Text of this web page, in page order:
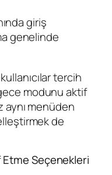
giriş
genelinde
tercih
modunu aktif
aynı menüden
de
Seçenekleri